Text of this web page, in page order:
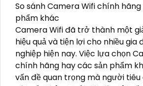
So sánh Camera Wifi chính
phẩm khác
Camera Wifi đã trở thành một
hiệu quả và tiện lợi cho nhiều gia
nghiệp hiện nay. Việc lựa chọn
chính hãng hay các sản phẩm
vấn đề quan trọng mà người